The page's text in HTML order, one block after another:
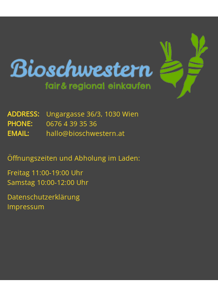
ADDRESS:
Ungargasse 36/3, 1030 Wien
PHONE:
0676 4 39 35 36
EMAIL:
hallo@bioschwestern.at
Öffnungszeiten und Abholung im Laden:
Freitag 11:00-19:00 Uhr
Samstag 10:00-12:00 Uhr
Datenschutzerklärung
Impressum